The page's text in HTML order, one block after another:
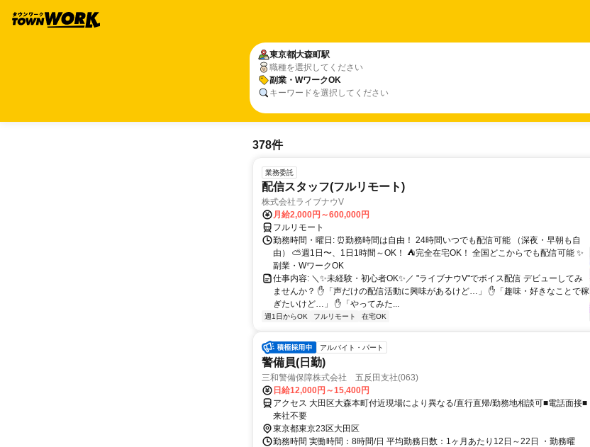
東京都大森町駅
職種を選択してください
副業・WワークOK
キーワードを選択してください
378件
業務委託
配信スタッフ(フルリモート)
株式会社ライブナウV
月給2,000円～600,000円
フルリモート
勤務時間・曜日: ⏰勤務時間は自由！ 24時間いつでも配信可能 （深夜・早朝も自
由） ⛅週1日〜、1日1時間～OK！ ⛺完全在宅OK！ 全国どこからでも配信可能 ✨
副業・WワークOK
仕事内容: ＼✨未経験・初心者OK✨／ "ライブナウV"でボイス配信 デビューしてみ
ませんか？ ✋「声だけの配信活動に興味があるけど…」 ✋「趣味・好きなことで稼
ぎたいけど…」 ✋「やってみた...
週1日からOK フルリモート 在宅OK
アルバイト・パート
警備員(日勤)
三和警備保障株式会社 五反田支社(063)
日給12,000円～15,400円
アクセス 大田区大森本町付近現場により異なる/直行直帰/勤務地相談可■電話面接■
来社不要
東京都東京23区大田区
勤務時間 実働時間：8時間/日 平均勤務日数：1ヶ月あたり12日～22日 ・勤務曜